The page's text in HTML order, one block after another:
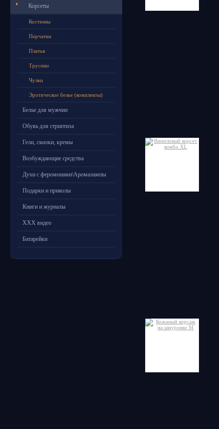
Корсеты
Костюмы
Перчатки
Платья
Трусики
Чулки
Эротическое белье (комплекты)
Белье для мужчин
Обувь для стриптиза
Гели, смазки, кремы
Возбуждающие средства
Духи с феромонами\Аромалампы
Подарки и приколы
Книги и журналы
ХХХ видео
Батарейки